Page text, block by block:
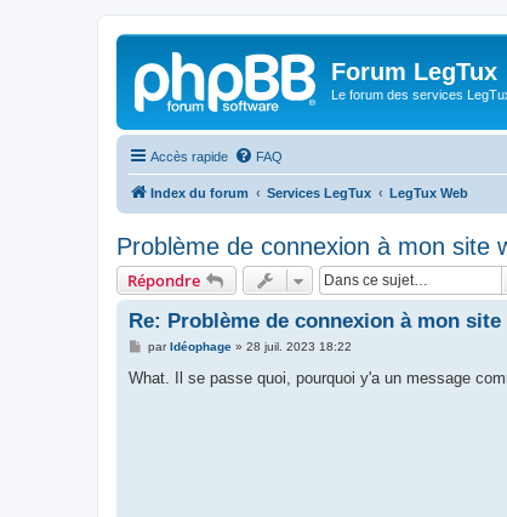
Forum LegTux
Le forum des services
Accès rapide FAQ
Index du forum Services LegTux LegTux Web
Problème de connexion à mon site
Répondre
Re: Problème de connexion à mon
M
s
parIdéophage» 28 juil. 2023 18:22
What. Il se passe quoi, pourquoi y'a un message